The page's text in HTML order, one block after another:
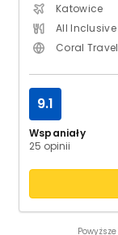
Katowice
All Inclusive
Coral Travel
Wspaniały
25 opinii
9.1